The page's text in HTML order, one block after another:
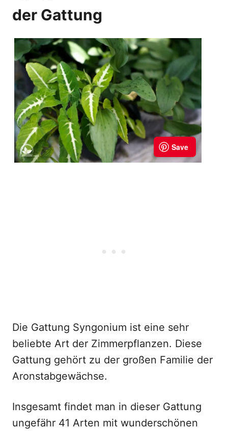
der Gattung
Die Gattung Syngonium ist eine sehr
beliebte Art der Zimmerpflanzen. Diese
Gattung gehört zu der großen Familie der
Aronstabgewächse.
Insgesamt findet man in dieser Gattung
ungefähr 41 Arten mit wunderschönen